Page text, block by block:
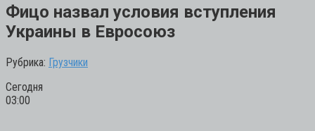
Фицо назвал условия вступления
Украины в Евросоюз
Рубрика: Грузчики
Сегодня
03:00